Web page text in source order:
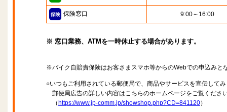
保険窓口 9:00～16:00
※ 窓口業務、ATMを一時休止する場合があります。
※バイク自賠責保険はお客さまスマホ等からのWebでの申込みと
○いつもご利用されている郵便局で、商品やサービスを宣伝して
郵便局広告の詳しい内容はこちらのホームページをご覧くださ
（ https://www.jp-comm.jp/showshop.php?CD=841120）